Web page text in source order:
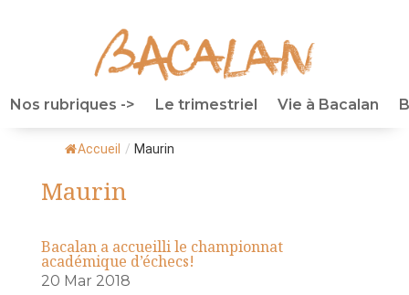
Nos rubriques -> Le trimestriel Vie à Bacalan
Accueil / Maurin
Maurin
Bacalan a accueilli le championnat
académique d’échecs!
20 Mar 2018